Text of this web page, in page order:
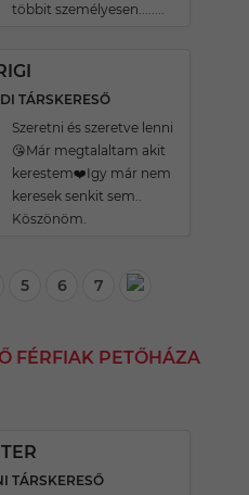
többit személyesen........
TÁRSKERESŐ
Szeretni és szeretve lenni
😘Már megtalaltam akit
kerestem❤️Igy már nem
keresek senkit sem..
Köszönöm.
5 6 7
FÉRFIAK PETŐHÁZA
TÁRSKERESŐ